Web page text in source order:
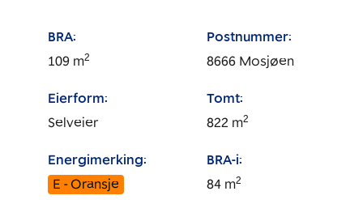
BRA:
109 m2
Postnummer:
8666 Mosjøen
Eierform:
Selveier
Tomt:
822 m2
Energimerking:
E - Oransje
BRA-i:
84 m2